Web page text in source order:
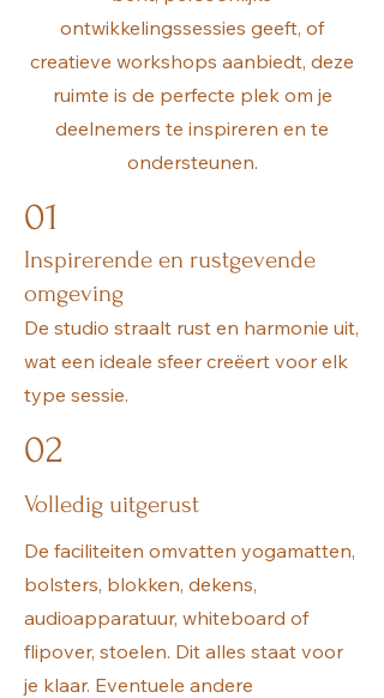
ontwikkelingssessies geeft, of
creatieve workshops aanbiedt, deze
ruimte is de perfecte plek om je
deelnemers te inspireren en te
ondersteunen.
01
Inspirerende en rustgevende
omgeving
De studio straalt rust en harmonie uit,
wat een ideale sfeer creëert voor elk
type sessie.
02
Volledig uitgerust
De faciliteiten omvatten yogamatten,
bolsters, blokken, dekens,
audioapparatuur, whiteboard of
flipover, stoelen. Dit alles staat voor
je klaar. Eventuele andere